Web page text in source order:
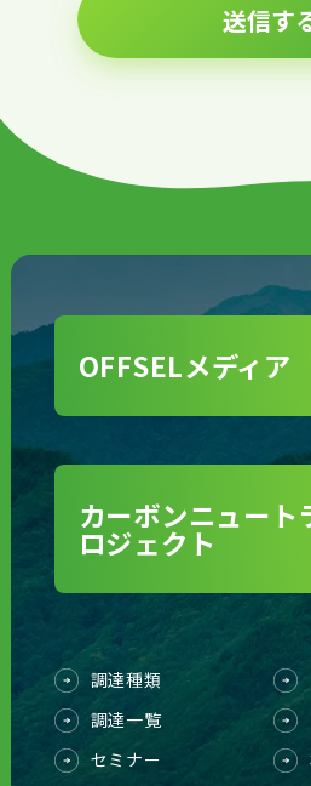
送信す
OFFSELメディア
カーボンニュート
ロジェクト
調達種類
調達一覧
セミナー